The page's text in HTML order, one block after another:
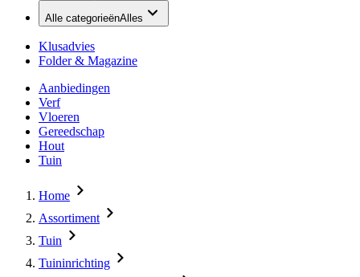
Alle categorieënAlles
Klusadvies
Folder & Magazine
Aanbiedingen
Verf
Vloeren
Gereedschap
Hout
Tuin
Home
Assortiment
Tuin
Tuininrichting